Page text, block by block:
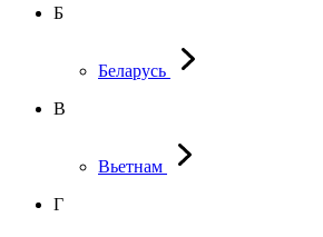
Б
Беларусь
В
Вьетнам
Г